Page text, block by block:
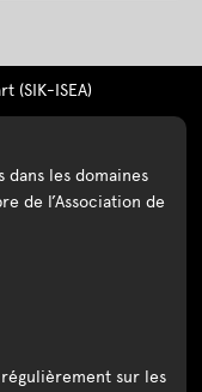
(SIK-ISEA)
dans les domaines
de l’Association de
régulièrement sur les